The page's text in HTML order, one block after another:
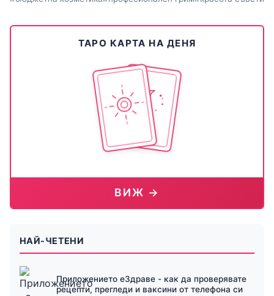
ТАРО КАРТА НА ДЕНЯ
ВИЖ →
НАЙ-ЧЕТЕНИ
Приложението еЗдраве - как да проверявате
рецепти, прегледи и ваксини от телефона си